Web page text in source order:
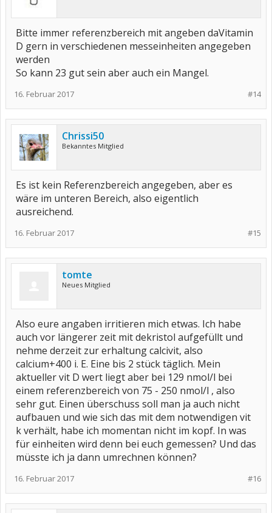
Bitte immer referenzbereich mit angeben daVitamin
D gern in verschiedenen messeinheiten angegeben
werden
So kann 23 gut sein aber auch ein Mangel.
#14
16. Februar 2017
Chrissi50
Bekanntes Mitglied
Es ist kein Referenzbereich angegeben, aber es
wäre im unteren Bereich, also eigentlich
ausreichend.
#15
16. Februar 2017
tomte
Neues Mitglied
Also eure angaben irritieren mich etwas. Ich habe
auch vor längerer zeit mit dekristol aufgefüllt und
nehme derzeit zur erhaltung calcivit, also
calcium+400 i. E. Eine bis 2 stück täglich. Mein
aktueller vit D wert liegt aber bei 129 nmol/l bei
einem referenzbereich von 75 - 250 nmol/l , also
sehr gut. Einen überschuss soll man ja auch nicht
aufbauen und wie sich das mit dem notwendigen vit
k verhält, habe ich momentan nicht im kopf. In was
für einheiten wird denn bei euch gemessen? Und das
müsste ich ja dann umrechnen können?
#16
16. Februar 2017